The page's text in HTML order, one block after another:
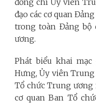
đạo các cơ quan
trong toàn Đảng bộ
ương.
Phát biểu khai
Hưng, Ủy viên
Tổ chức Trung
cơ quan Ban Tổ